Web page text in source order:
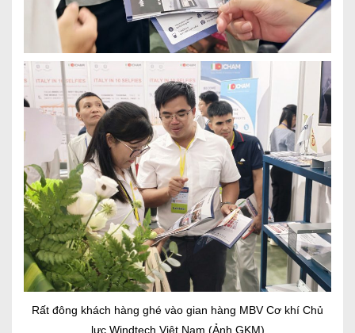
Rất đông khách hàng ghé vào gian hàng MBV Cơ khí Chủ
lực Windtech Việt Nam (Ảnh GKM)